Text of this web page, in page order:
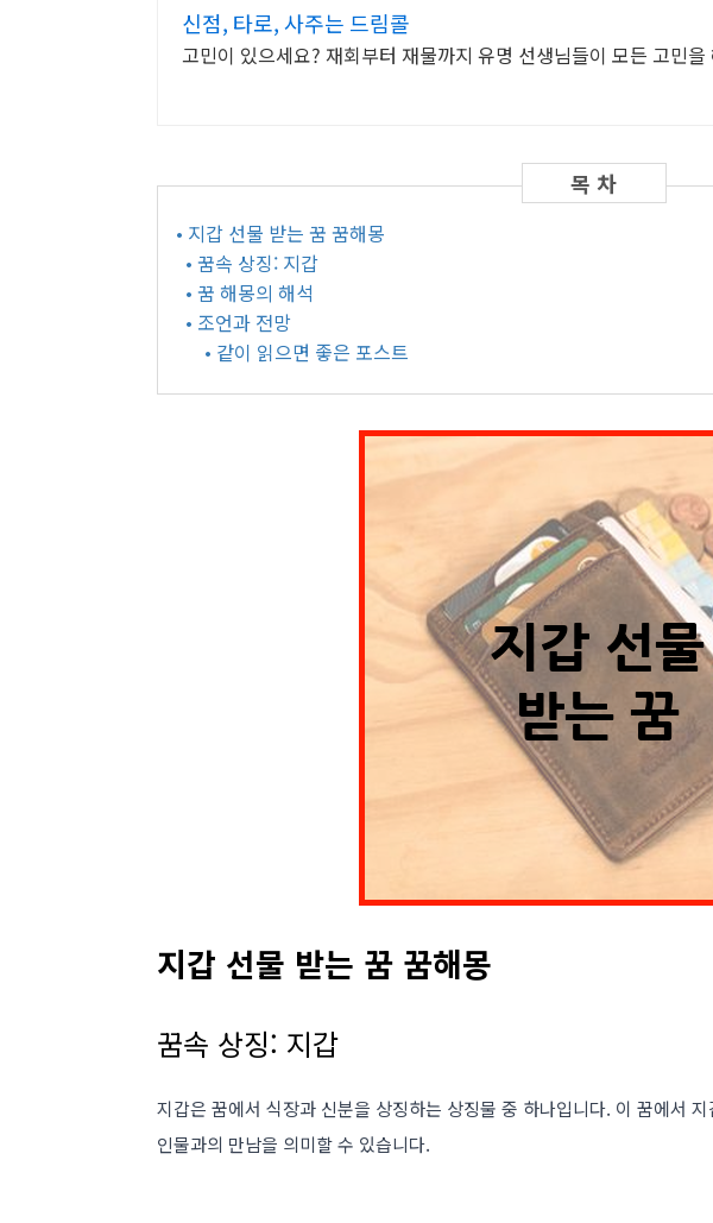
신점, 타로, 사주는 드림콜
고민이 있으세요? 재회부터 재물까지 유명 선생님들이 모든 고민
• 지갑 선물 받는 꿈 꿈해몽
• 꿈속 상징: 지갑
• 꿈 해몽의 해석
• 조언과 전망
• 같이 읽으면 좋은 포스트
지갑 선물 받는 꿈 꿈해몽
꿈속 상징: 지갑
지갑은 꿈에서 식장과 신분을 상징하는 상징물 중 하나입니다. 이 꿈에서
인물과의 만남을 의미할 수 있습니다.